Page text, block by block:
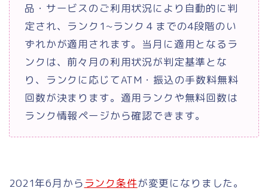
品・サービスのご利用状況により自動的に判
定され、ランク1~ランク４までの4段階のい
ずれかが適用されます。当月に適用となるラ
ンクは、前々月の利用状況が判定基準とな
り、ランクに応じてATM・振込の手数料無料
回数が決まります。適用ランクや無料回数は
ランク情報ページから確認できます。
2021年6月から ランク条件が変更になりました。